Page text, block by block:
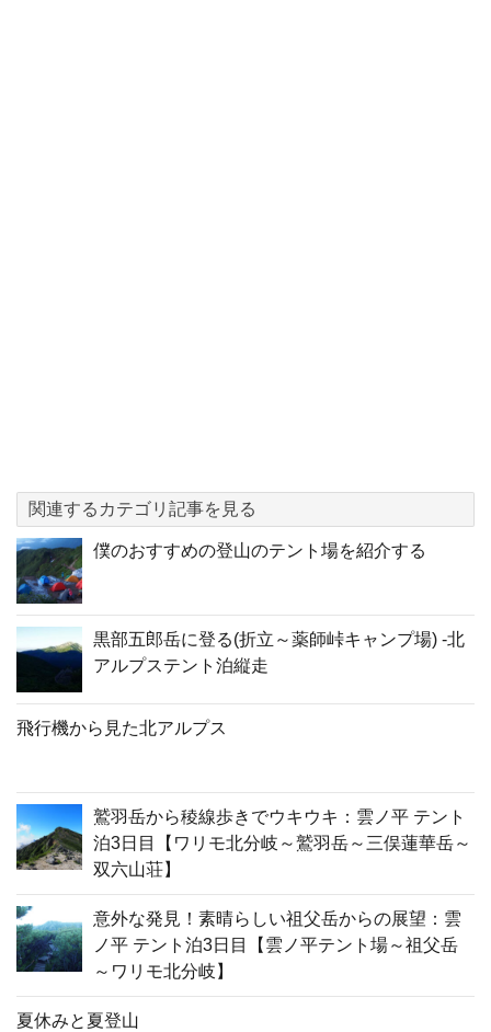
関連するカテゴリ記事を見る
僕のおすすめの登山のテント場を紹介する
黒部五郎岳に登る(折立～薬師峠キャンプ場) -北
アルプステント泊縦走
飛行機から見た北アルプス
鷲羽岳から稜線歩きでウキウキ：雲ノ平 テント
泊3日目【ワリモ北分岐～鷲羽岳～三俣蓮華岳～
双六山荘】
意外な発見！素晴らしい祖父岳からの展望：雲
ノ平 テント泊3日目【雲ノ平テント場～祖父岳
～ワリモ北分岐】
夏休みと夏登山